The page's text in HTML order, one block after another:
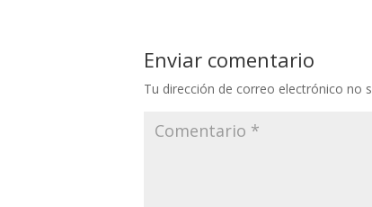
Enviar comentario
Tu dirección de correo electrónico no